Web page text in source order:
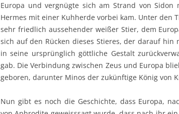
Europa und vergnügte sich am Strand von
Hermes mit einer Kuhherde vorbei kam. Unter den
sehr friedlich aussehender weißer Stier, dem
sich auf den Rücken dieses Stieres, der darauf
in seine ursprünglich göttliche Gestalt
gab. Die Verbindung zwischen Zeus und Europa
geboren, darunter Minos der zukünftige König von
Nun gibt es noch die Geschichte, dass Europa,